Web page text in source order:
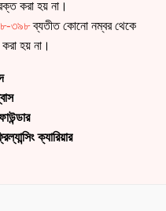
করা হয় না।
৩৯৮ব্যতীত কোনো নম্বর থেকে
হয় না।
ক্যারিয়ার